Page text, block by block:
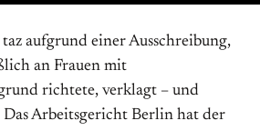
aufgrund einer Ausschreibung,
an Frauen mit
richtete, verklagt – und
Das Arbeitsgericht Berlin hat der